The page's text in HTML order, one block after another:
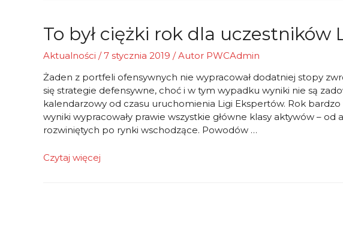
To był ciężki rok dla uczestników
Aktualności /7 stycznia 2019 / Autor PWCAdmin
Żaden z portfeli ofensywnych nie wypracował dodatniej stopy
się strategie defensywne, choć i w tym wypadku wyniki nie są
kalendarzowy od czasu uruchomienia Ligi Ekspertów. Rok
wyniki wypracowały prawie wszystkie główne klasy aktywów –
rozwiniętych po rynki wschodzące. Powodów …
To
Czytaj więcej